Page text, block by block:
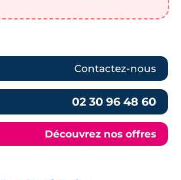
Contactez-nous
02 30 96 48 60
Découvrez nos offres